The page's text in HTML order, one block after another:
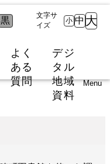
黒
文字サ
イズ
小 中 大
よく
ある
質問
デジ
タル
地域
資料
Menu